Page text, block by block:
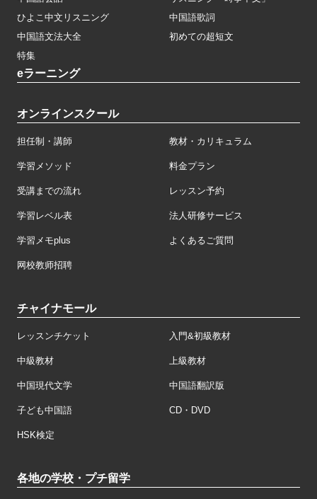
ひよこ中文リスニング
中国語歌詞
中国語文法大全
初めての超短文
特集
eラーニング
オンラインスクール
担任制・講師 教材・カリキュラム
学習メソッド 料金プラン
受講までの流れ レッスン予約
学習レベル表 法人研修サービス
学習メモplus よくあるご質問
网校教师招聘
チャイナモール
レッスンチケット 入門&初級教材
中級教材 上級教材
中国現代文学 中国語翻訳版
子ども中国語 CD・DVD
HSK検定
各地の学校・プチ留学